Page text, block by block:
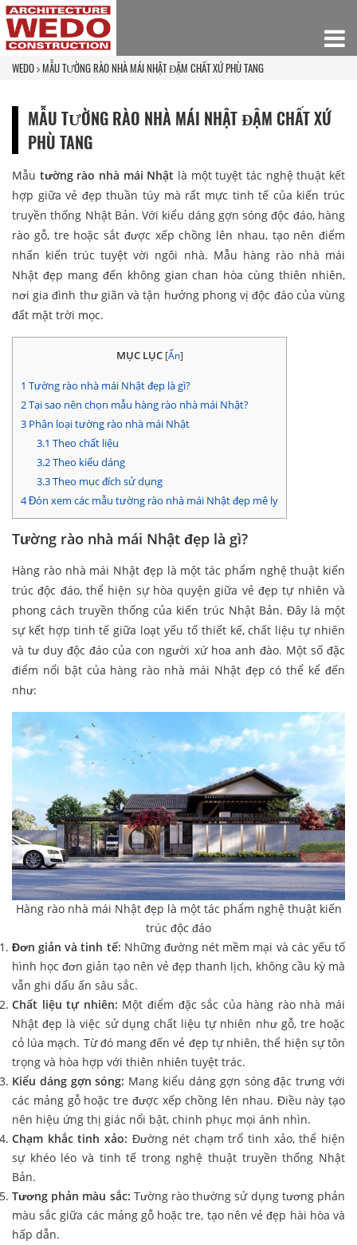
WEDO MẪU TƯỜNG RÀO NHÀ MÁI NHẬT ĐẬM CHẤT XỨ PHÙ TANG
MẪU TƯỜNG RÀO NHÀ MÁI NHẬT ĐẬM CHẤT XỨ
PHÙ TANG
Mẫu tường rào nhà mái Nhật là một tuyệt tác nghệ thuật kết
hợp giữa vẻ đẹp thuần túy mà rất mực tinh tế của kiến trúc
truyền thống Nhật Bản. Với kiểu dáng gợn sóng độc đáo, hàng
rào gỗ, tre hoặc sắt được xếp chồng lên nhau, tạo nên điểm
nhấn kiến trúc tuyệt vời ngôi nhà. Mẫu hàng rào nhà mái
Nhật đẹp mang đến không gian chan hòa cùng thiên nhiên,
nơi gia đình thư giãn và tận hưởng phong vị độc đáo của vùng
đất mặt trời mọc.
MỤC LỤC [Ẩn]
1 Tường rào nhà mái Nhật đẹp là gì?
2Tại sao nên chọn mẫu hàng rào nhà mái Nhật?
3 Phân loại tường rào nhà mái Nhật
3.1 Theo chất liệu
3.2Theo kiểu dáng
3.3Theo mục đích sử dụng
4Đón xem các mẫu tường rào nhà mái Nhật đẹp mê ly
Tường rào nhà mái Nhật đẹp là gì?
Hàng rào nhà mái Nhật đẹp là một tác phẩm nghệ thuật kiến
trúc độc đáo, thể hiện sự hòa quyện giữa vẻ đẹp tự nhiên và
phong cách truyền thống của kiến trúc Nhật Bản. Đây là một
sự kết hợp tinh tế giữa loạt yếu tố thiết kế, chất liệu tự nhiên
và tư duy độc đáo của con người xứ hoa anh đào. Một số đặc
điểm nổi bật của hàng rào nhà mái Nhật đẹp có thể kể đến
như:
Hàng rào nhà mái Nhật đẹp là một tác phẩm nghệ thuật kiến
trúc độc đáo
Đơn giản và tinh tế: Những đường nét mềm mại và các yếu tố
hình học đơn giản tạo nên vẻ đẹp thanh lịch, không cầu kỳ mà
vẫn ghi dấu ấn sâu sắc.
Chất liệu tự nhiên: Một điểm đặc sắc của hàng rào nhà mái
Nhật đẹp là việc sử dụng chất liệu tự nhiên như gỗ, tre hoặc
cỏ lúa mạch. Từ đó mang đến vẻ đẹp tự nhiên, thể hiện sự tôn
trọng và hòa hợp với thiên nhiên tuyệt trác.
Kiểu dáng gợn sóng: Mang kiểu dáng gợn sóng đặc trưng với
các mảng gỗ hoặc tre được xếp chồng lên nhau. Điều này tạo
nên hiệu ứng thị giác nổi bật, chinh phục mọi ánh nhìn.
Chạm khắc tinh xảo: Đường nét chạm trổ tinh xảo, thể hiện
sự khéo léo và tinh tế trong nghệ thuật truyền thống Nhật
Bản.
Tương phản màu sắc: Tường rào thường sử dụng tương phản
màu sắc giữa các mảng gỗ hoặc tre, tạo nên vẻ đẹp hài hòa và
hấp dẫn.